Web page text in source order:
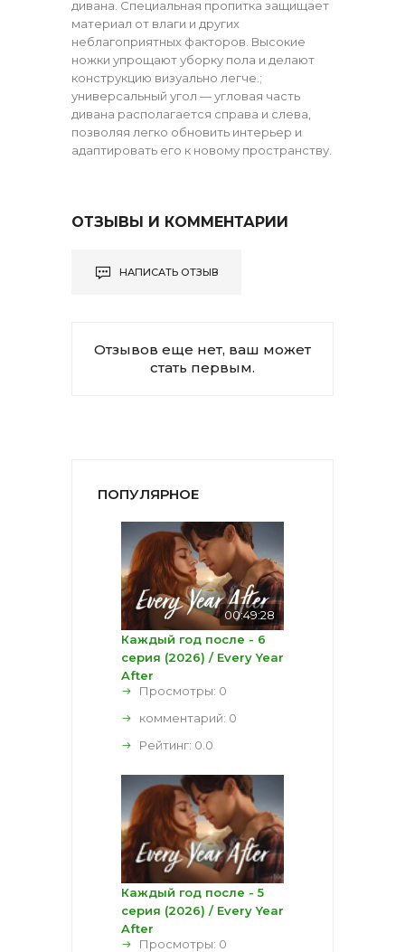
дивана. Специальная пропитка защищает
материал от влаги и других
неблагоприятных факторов. Высокие
ножки упрощают уборку пола и делают
конструкцию визуально легче.;
универсальный угол — угловая часть
дивана располагается справа и слева,
позволяя легко обновить интерьер и
адаптировать его к новому пространству.
ОТЗЫВЫ И КОММЕНТАРИИ
НАПИСАТЬ ОТЗЫВ
Отзывов еще нет, ваш может
стать первым.
ПОПУЛЯРНОЕ
00:49:28
Каждый год после - 6
серия (2026) / Every Year
After
Просмотры: 0
комментарий: 0
Рейтинг: 0.0
Каждый год после - 5
серия (2026) / Every Year
After
Просмотры: 0